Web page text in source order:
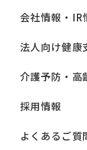
会社情報・IR
法人向け健康
介護予防・高
採用情報
よくあるご質